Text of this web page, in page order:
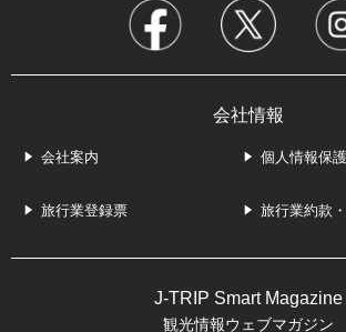
会社情報
会社案内 個人情報保
旅行業登録票 旅行業約款
J-TRIP Smart Magazine
観光情報ウェブマガジン